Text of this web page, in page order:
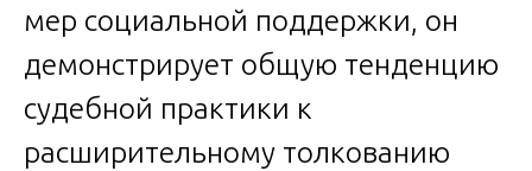
мер социальной поддержки, он
демонстрирует общую тенденцию
судебной практики к
расширительному толкованию